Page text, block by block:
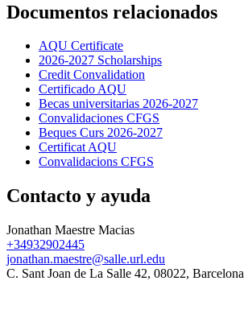
Documentos relacionados
AQU Certificate
2026-2027 Scholarships
Credit Convalidation
Certificado AQU
Becas universitarias 2026-2027
Convalidaciones CFGS
Beques Curs 2026-2027
Certificat AQU
Convalidacions CFGS
Contacto y ayuda
Jonathan Maestre Macias
+34932902445
jonathan.maestre@salle.url.edu
C. Sant Joan de La Salle 42, 08022, Barcelona